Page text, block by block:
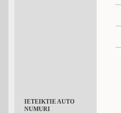
IETEIKTIE AUTO
NUMURI